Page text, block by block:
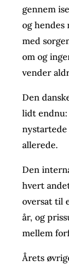
gennem
og hendes
med
om og
vender
Den
lidt endnu:
allerede.
Den
hvert
oversat til
år, og
mellem
Årets